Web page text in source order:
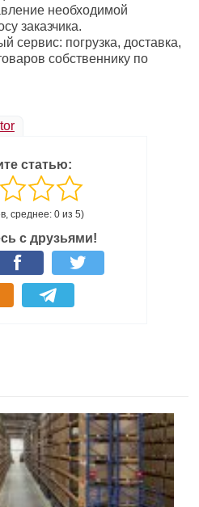
необходимой
заказчика.
сервис: погрузка, доставка,
собственнику по
статью:
среднее: 0 из 5)
с друзьями!